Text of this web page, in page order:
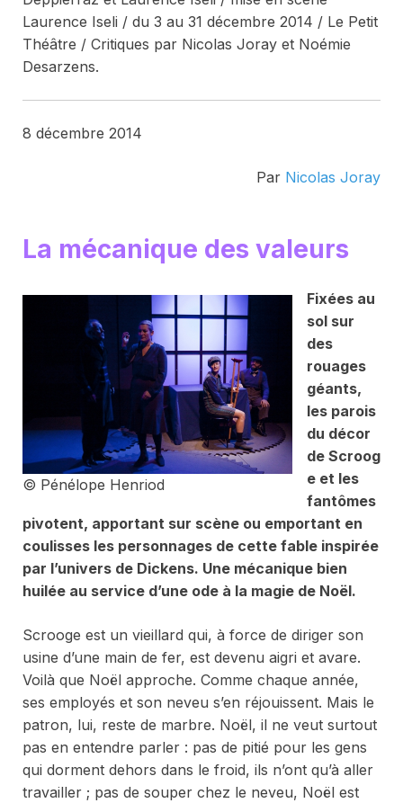
Laurence Iseli / du 3 au 31 décembre 2014 / Le Petit
Théâtre / Critiques par Nicolas Joray et Noémie
Desarzens.
8 décembre 2014
Par Nicolas Joray
La mécanique des valeurs
© Pénélope Henriod
Fixées au
sol sur
des
rouages
géants,
les parois
du décor
de Scroog
e et les
fantômes
pivotent, apportant sur scène ou emportant en
coulisses les personnages de cette fable inspirée
par l’univers de Dickens. Une mécanique bien
huilée au service d’une ode à la magie de Noël.
Scrooge est un vieillard qui, à force de diriger son
usine d’une main de fer, est devenu aigri et avare.
Voilà que Noël approche. Comme chaque année,
ses employés et son neveu s’en réjouissent. Mais le
patron, lui, reste de marbre. Noël, il ne veut surtout
pas en entendre parler : pas de pitié pour les gens
qui dorment dehors dans le froid, ils n’ont qu’à aller
travailler ; pas de souper chez le neveu, Noël est